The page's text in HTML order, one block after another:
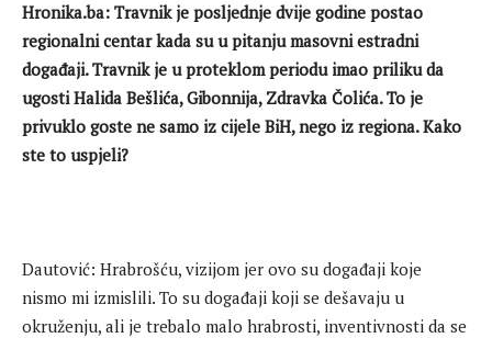
Hronika.ba: Travnik je posljednje dvije godine postao
regionalni centar kada su u pitanju masovni estradni
događaji. Travnik je u proteklom periodu imao priliku da
ugosti Halida Bešlića, Gibonnija, Zdravka Čolića. To je
privuklo goste ne samo iz cijele BiH, nego iz regiona. Kako
ste to uspjeli?
Dautović: Hrabrošću, vizijom jer ovo su događaji koje
nismo mi izmislili. To su događaji koji se dešavaju u
okruženju, ali je trebalo malo hrabrosti, inventivnosti da se